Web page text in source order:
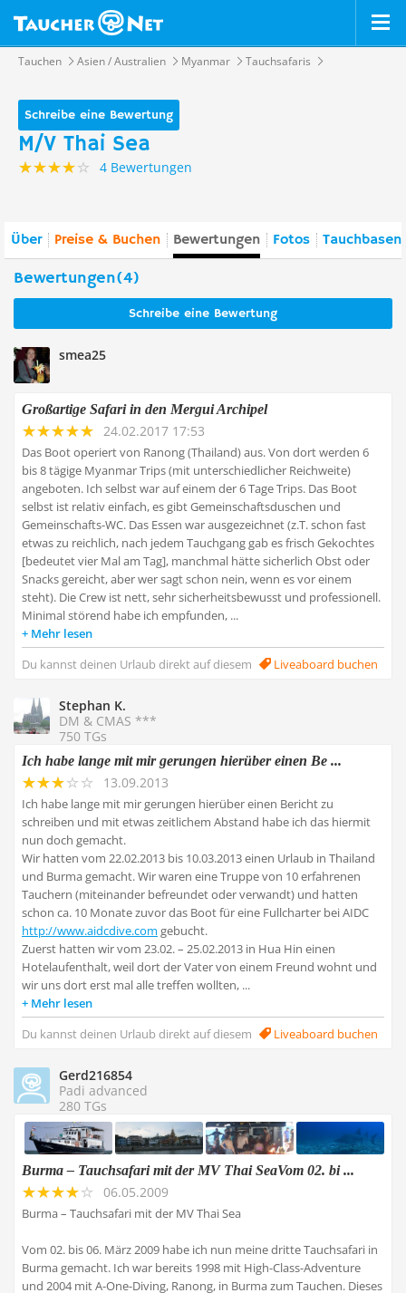
Tauchen Asien / Australien Myanmar Tauchsafaris
Schreibe eine Bewertung
M/V Thai Sea
4 Bewertungen
Über Preise & Buchen Bewertungen Fotos
Bewertungen(4)
Schreibe eine Bewertung
smea25
Großartige Safari in den Mergui Archipel
24.02.2017 17:53
Das Boot operiert von Ranong (Thailand) aus. Von dort werden 6
bis 8 tägige Myanmar Trips (mit unterschiedlicher Reichweite)
angeboten. Ich selbst war auf einem der 6 Tage Trips. Das Boot
selbst ist relativ einfach, es gibt Gemeinschaftsduschen und
Gemeinschafts-WC. Das Essen war ausgezeichnet (z.T. schon fast
etwas zu reichlich, nach jedem Tauchgang gab es frisch Gekochtes
[bedeutet vier Mal am Tag], manchmal hätte sicherlich Obst oder
Snacks gereicht, aber wer sagt schon nein, wenn es vor einem
steht). Die Crew ist nett, sehr sicherheitsbewusst und professionell.
Minimal störend habe ich empfunden, ...
Mehr lesen
Du kannst deinen Urlaub direkt auf diesem
Liveaboard buchen
Stephan K.
DM & CMAS ***
750 TGs
Ich habe lange mit mir gerungen hierüber einen Be ...
13.09.2013
Ich habe lange mit mir gerungen hierüber einen Bericht zu
schreiben und mit etwas zeitlichem Abstand habe ich das hiermit
nun doch gemacht.
Wir hatten vom 22.02.2013 bis 10.03.2013 einen Urlaub in Thailand
und Burma gemacht. Wir waren eine Truppe von 10 erfahrenen
Tauchern (miteinander befreundet oder verwandt) und hatten
schon ca. 10 Monate zuvor das Boot für eine Fullcharter bei AIDC
http://www.aidcdive.com gebucht.
Zuerst hatten wir vom 23.02. – 25.02.2013 in Hua Hin einen
Hotelaufenthalt, weil dort der Vater von einem Freund wohnt und
wir uns dort erst mal alle treffen wollten, ...
Mehr lesen
Du kannst deinen Urlaub direkt auf diesem
Liveaboard buchen
Gerd216854
Padi advanced
280 TGs
Burma – Tauchsafari mit der MV Thai SeaVom 02. bi ...
06.05.2009
Burma – Tauchsafari mit der MV Thai Sea
Vom 02. bis 06. März 2009 habe ich nun meine dritte Tauchsafari in
Burma gemacht. Ich war bereits 1998 mit High-Class-Adventure
und 2004 mit A-One-Diving, Ranong, in Burma zum Tauchen. Dieses